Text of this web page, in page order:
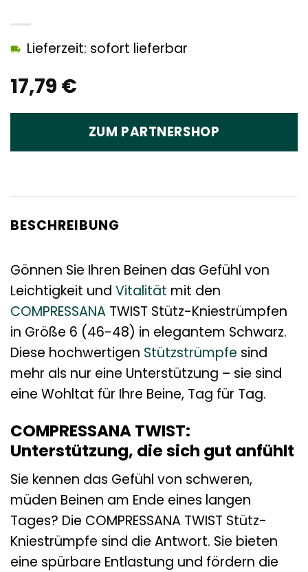
17,79 €
Lieferzeit: sofort lieferbar
ZUM PARTNERSHOP
BESCHREIBUNG
Gönnen Sie Ihren Beinen das Gefühl von
Leichtigkeit und Vitalität mit den
COMPRESSANA TWIST Stütz-Kniestrümpfen
in Größe 6 (46-48) in elegantem Schwarz.
Diese hochwertigen Stützstrümpfe sind
mehr als nur eine Unterstützung – sie sind
eine Wohltat für Ihre Beine, Tag für Tag.
COMPRESSANA TWIST:
Unterstützung, die sich gut anfühlt
Sie kennen das Gefühl von schweren,
müden Beinen am Ende eines langen
Tages? Die COMPRESSANA TWIST Stütz-
Kniestrümpfe sind die Antwort. Sie bieten
eine spürbare Entlastung und fördern die